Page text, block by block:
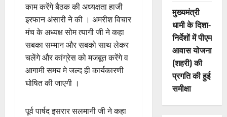
काम करेंगे बैठक की अध्यक्षता हाजी
इरफान अंसारी ने की । अमरीश विचार
मंच के अध्यक्ष सोम त्यागी जी ने कहा
सबका सम्मान और सबको साथ लेकर
चलेंगे और कांग्रेस को मजबूत करेंगे व
आगामी समय मे जल्द ही कार्यकारणी
घोषित की जाएगी ।
पूर्व पार्षद इसरार सलमानी जी ने कहा
मुख्यमंत्री
धामी के दिशा-
निर्देशों में पीएम
आवास योजना
(शहरी) की
प्रगति की हुई
समीक्षा